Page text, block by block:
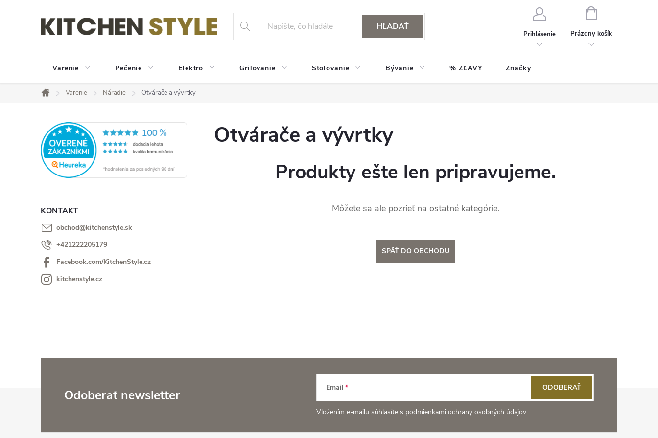
HĽADAŤ
Prihlásenie
NÁKUPNÝ
Prázdny košík
Varenie Pečenie Elektro Grilovanie Stolovanie Bývanie % ZĽAVY Značky
Domov
Varenie Náradie Otvárače a vývrtky
B
o
č
n
ý
p
a
l
KONTAKT
obchod@kitchenstyle.sk
+421222205179
Facebook.com/KitchenStyle.cz
kitchenstyle.cz
Otvárače a vývrtky
Produkty ešte len pripravujeme.
Môžete sa ale pozrieť na ostatné kategórie.
SPÄŤ DO OBCHODU
Odoberať newsletter Email
Vložením e-mailu súhlasíte s podmienkami ochrany osobných údajov
ODOBERAŤ